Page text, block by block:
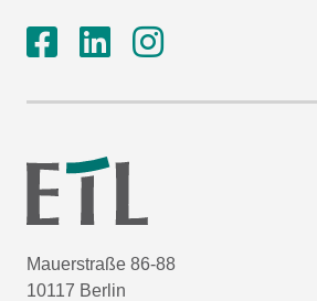
Mauerstraße 86-88
10117 Berlin